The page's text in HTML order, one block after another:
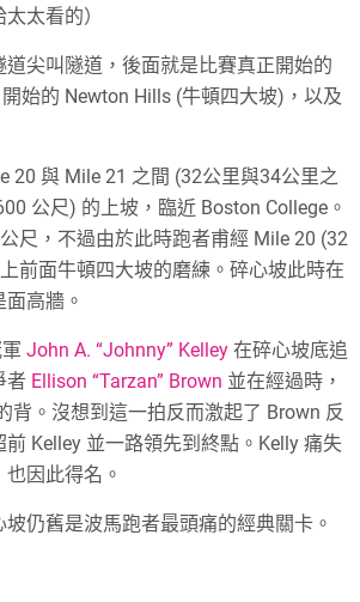
太看的）
尖叫隧道，後面就是比賽真正開始的
始的 Newton Hills (牛頓四大坡)，以及
20 與 Mile 21 之間 (32公里與34公里之
公尺) 的上坡，臨近 Boston College。
尺，不過由於此時跑者甫經 Mile 20 (32
前面牛頓四大坡的磨練。碎心坡此時在
高牆。
軍John A. “Johnny” Kelley 在碎心坡底追
者 Ellison “Tarzan” Brown 並在經過時，
背。沒想到這一拍反而激起了 Brown 反
Kelley 並一路領先到終點。Kelly 痛失
因此得名。
仍舊是波馬跑者最頭痛的經典關卡。